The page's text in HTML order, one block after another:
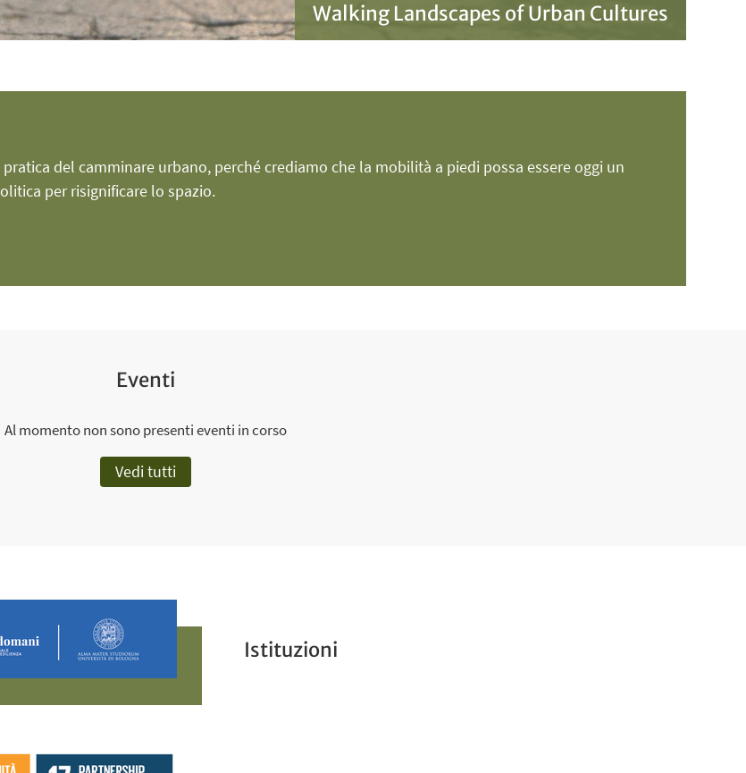
Walking Landscapes of Urban Cultures
del camminare urbano, perché crediamo che la mobilità a piedi possa essere oggi un
per risignificare lo spazio.
Eventi
Al momento non sono presenti eventi in corso
Vedi tutti
Istituzioni